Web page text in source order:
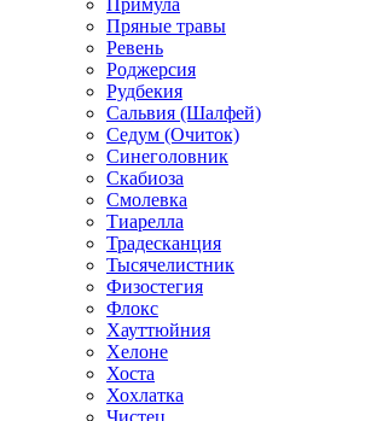
Примула
Пряные травы
Ревень
Роджерсия
Рудбекия
Сальвия (Шалфей)
Седум (Очиток)
Синеголовник
Скабиоза
Смолевка
Тиарелла
Традесканция
Тысячелистник
Физостегия
Флокс
Хауттюйния
Хелоне
Хоста
Хохлатка
Чистец